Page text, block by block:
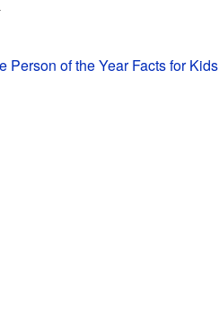
Person of the Year Facts for Kids